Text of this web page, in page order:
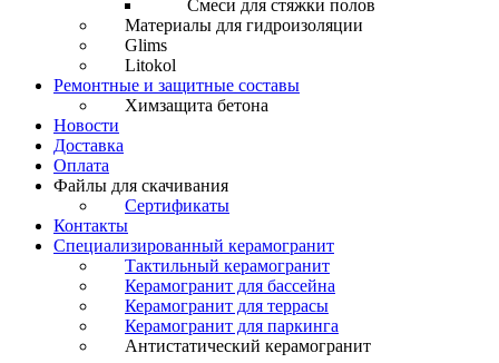
Смеси для стяжки полов
Материалы для гидроизоляции
Glims
Litokol
Ремонтные и защитные составы
Химзащита бетона
Новости
Доставка
Оплата
Файлы для скачивания
Сертификаты
Контакты
Специализированный керамогранит
Тактильный керамогранит
Керамогранит для бассейна
Керамогранит для террасы
Керамогранит для паркинга
Антистатический керамогранит